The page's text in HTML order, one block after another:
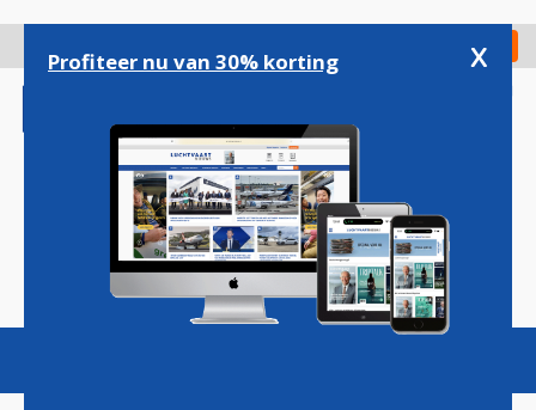
gaan
Check in
Magazine Podcasts Vacatures
Profiteer nu van 30% korting x